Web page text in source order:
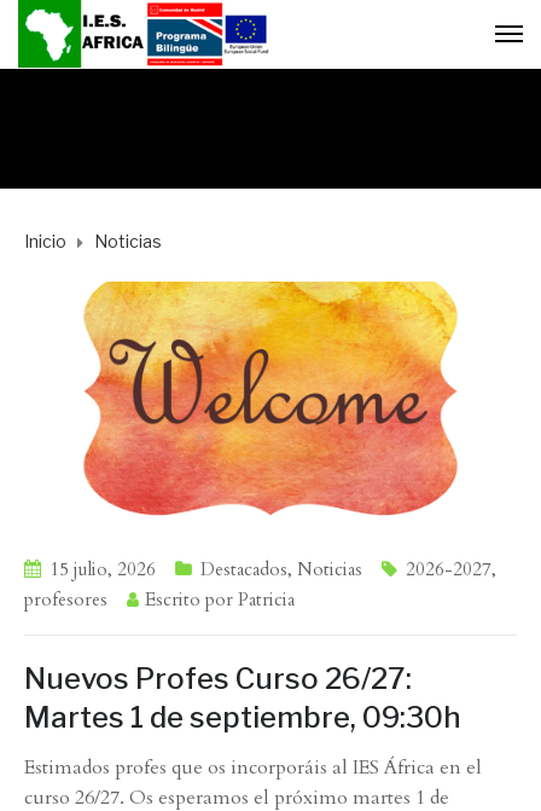
Inicio Noticias
15 julio, 2026 Destacados, Noticias 2026-2027,
profesores
Escrito por Patricia
Nuevos Profes Curso 26/27:
Martes 1 de septiembre, 09:30h
Estimados profes que os incorporáis al IES África en el
curso 26/27. Os esperamos el próximo martes 1 de